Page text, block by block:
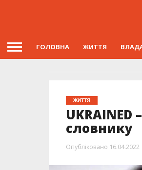
ГОЛОВНА ЖИТТЯ
ЖИТТЯ
словнику
Опубліковано 16.04.2022